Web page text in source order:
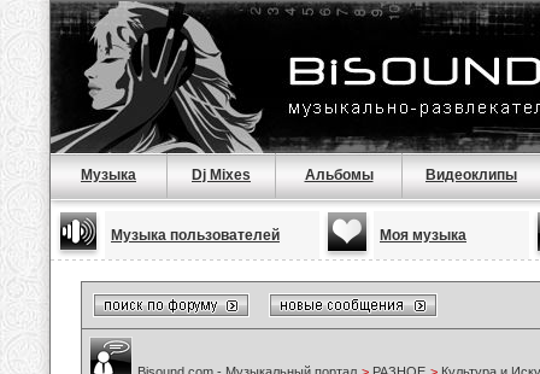
Музыка Dj Mixes Альбомы Видеоклипы
Музыка пользователей Моя музыка